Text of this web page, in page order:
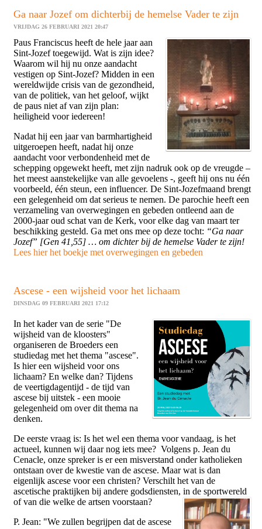
Ga naar Jozef om dichterbij de hemelse Vader te zijn
VRIJDAG 26 FEBRUARI 2021 20:47
Paus Franciscus heeft de hele jaar aan
Sint-Jozef toegewijd. Wat is zijn idee?
Waarom wil hij nu onze aandacht
vestigen op Sint-Jozef? Midden in een
wereldwijde crisis van de gezondheid,
van de politiek, van het geloof, wijkt
de paus niet af van zijn plan:
heiligheid voor iedereen!
Nadat hij een jaar van barmhartigheid
uitgeroepen heeft, nadat hij onze
aandacht voor verbondenheid met de
schepping opgewekt heeft, met zijn nadruk ook op de vreugde –
het meest aanstekelijke van alle gevoelens -, geeft hij ons nu één
voorbeeld, één steun, een influencer. De Sint-Jozefmaand brengt
een gelegenheid om dat serieus te nemen. De parochie heeft een
verzameling van overwegingen en gebeden ontleend aan de
2000-jaar oud schat van de Kerk, voor elke dag van maart ter
beschikking gesteld. Ga met ons mee op deze tocht: “Ga naar
Jozef” [Gen 41,55] … om dichter bij de hemelse Vader te zijn!
Lees hier het boekje met overwegingen en gebeden
Ascese - een wijsheid voor het lichaam
DINSDAG 09 FEBRUARI 2021 17:12
In het kader van de serie "De
wijsheid van de kloosters"
organiseren de Broeders een
studiedag met het thema "ascese".
Is hier een wijsheid voor ons
lichaam? En welke dan? Tijdens
de veertigdagentijd - de tijd van
ascese bij uitstek - een mooie
gelegenheid om over dit thema na
denken.
De eerste vraag is: Is het wel een thema voor vandaag, is het
actueel, kunnen wij daar nog iets mee? Volgens p. Jean du
Cenacle, onze spreker is er een misverstand onder katholieken
ontstaan over de kwestie van de ascese. Maar wat is dan
eigenlijk ascese voor een christen? Verschilt het van de
ascetische praktijken bij andere godsdiensten, in de sportwereld
of van die welke de artsen voorstaan?
P. Jean: "We zullen begrijpen dat de ascese